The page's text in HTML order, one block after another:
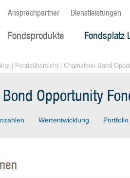
Ansprechpartner Dienstleistungen
Fondsprodukte Fondsplatz
Fondsübersicht | Chameleon Bond
Opportunity
Wertentwicklung Portfolio